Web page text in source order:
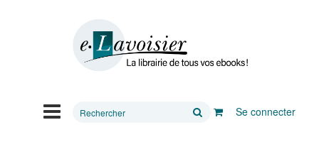
Rechercher
Se connecter